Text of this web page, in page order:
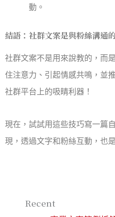
動。
結語：社群文案是與粉絲溝通
社群文案不是用來說教的，而
住注意力、引起情感共鳴，並
社群平台上的吸睛利器！
現在，試試用這些技巧寫一篇
現，透過文字和粉絲互動，也
Recent